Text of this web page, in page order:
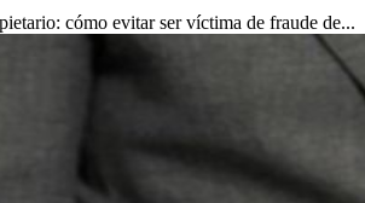
cómo evitar ser víctima de fraude de...